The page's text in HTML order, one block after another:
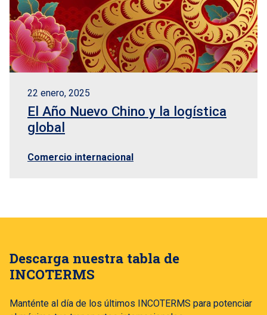
22 enero, 2025
El Año Nuevo Chino y la logística
global
Comercio internacional
Descarga nuestra tabla de
INCOTERMS
Manténte al día de los últimos INCOTERMS para potenciar